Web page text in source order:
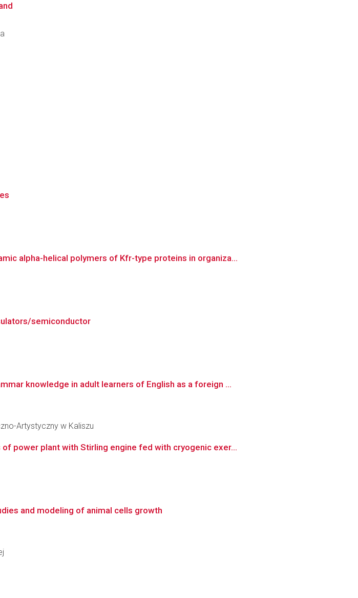
alpha-helical polymers of Kfr-type proteins in organiza...
semiconductor
knowledge in adult learners of English as a foreign ...
Artystyczny w Kaliszu
power plant with Stirling engine fed with cryogenic exer...
and modeling of animal cells growth